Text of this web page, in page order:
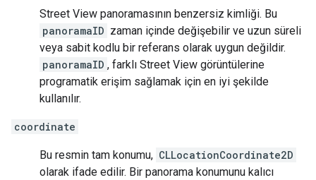
Street View panoramasının benzersiz kimliği. Bu
panoramaID zaman içinde değişebilir ve uzun süreli
veya sabit kodlu bir referans olarak uygun değildir.
panoramaID , farklı Street View görüntülerine
programatik erişim sağlamak için en iyi şekilde
kullanılır.
coordinate
Bu resmin tam konumu, CLLocationCoordinate2D
olarak ifade edilir. Bir panorama konumunu kalıcı